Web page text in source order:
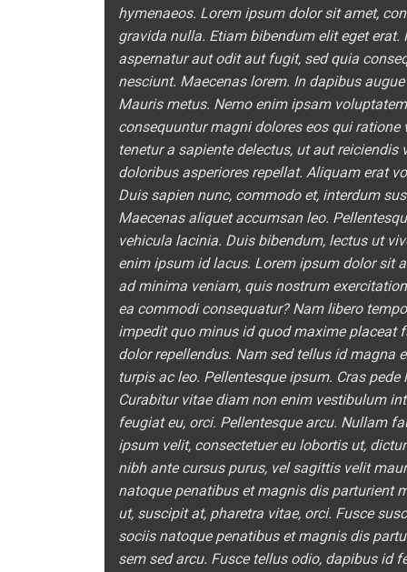
hymenaeos. Lorem ipsum dolor sit amet,
gravida nulla. Etiam bibendum elit eget
aspernatur aut odit aut fugit, sed quia
nesciunt. Maecenas lorem. In dapibus
Mauris metus. Nemo enim ipsam
consequuntur magni dolores eos qui
tenetur a sapiente delectus, ut aut
doloribus asperiores repellat. Aliquam erat
Duis sapien nunc, commodo et, interdum
Maecenas aliquet accumsan leo.
vehicula lacinia. Duis bibendum, lectus ut
enim ipsum id lacus. Lorem ipsum dolor sit
ad minima veniam, quis nostrum
ea commodi consequatur? Nam libero
impedit quo minus id quod maxime placeat
dolor repellendus. Nam sed tellus id magna
turpis ac leo. Pellentesque ipsum. Cras
Curabitur vitae diam non enim vestibulum
feugiat eu, orci. Pellentesque arcu. Nullam
ipsum velit, consectetuer eu lobortis ut,
nibh ante cursus purus, vel sagittis velit
natoque penatibus et magnis dis parturient
ut, suscipit at, pharetra vitae, orci. Fusce
sociis natoque penatibus et magnis dis
sem sed arcu. Fusce tellus odio, dapibus id